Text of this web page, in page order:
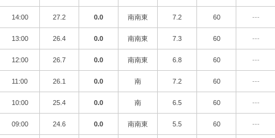
14:00 27.2 0.0 南南東 7.2 60 ---
13:00 26.4 0.0 南南東 7.3 60 ---
12:00 26.7 0.0 南南東 6.8 60 ---
11:00 26.1 0.0 南 7.2 60 ---
10:00 25.4 0.0 南 6.5 60 ---
09:00 24.6 0.0 南南東 5.5 60 ---